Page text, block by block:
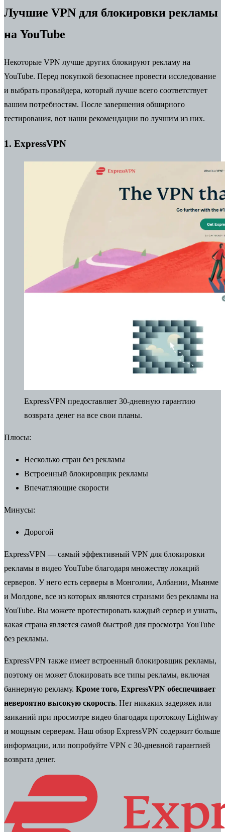
Лучшие VPN для блокировки рекламы
на YouTube
Некоторые VPN лучше других блокируют рекламу на
YouTube. Перед покупкой безопаснее провести исследование
и выбрать провайдера, который лучше всего соответствует
вашим потребностям. После завершения обширного
тестирования, вот наши рекомендации по лучшим из них.
1. ExpressVPN
ExpressVPN предоставляет 30-дневную гарантию
возврата денег на все свои планы.
Плюсы:
Несколько стран без рекламы
Встроенный блокировщик рекламы
Впечатляющие скорости
Минусы:
Дорогой
ExpressVPN — самый эффективный VPN для блокировки
рекламы в видео YouTube благодаря множеству локаций
серверов. У него есть серверы в Монголии, Албании, Мьянме
и Молдове, все из которых являются странами без рекламы на
YouTube. Вы можете протестировать каждый сервер и узнать,
какая страна является самой быстрой для просмотра YouTube
без рекламы.
ExpressVPN также имеет встроенный блокировщик рекламы,
поэтому он может блокировать все типы рекламы, включая
баннерную рекламу. Кроме того, ExpressVPN обеспечивает
невероятно высокую скорость. Нет никаких задержек или
заиканий при просмотре видео благодаря протоколу Lightway
и мощным серверам. Наш обзор ExpressVPN содержит больше
информации, или попробуйте VPN с 30-дневной гарантией
возврата денег.